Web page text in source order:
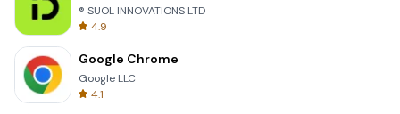
® SUOL INNOVATIONS LTD
4.9
Google Chrome
Google LLC
4.1